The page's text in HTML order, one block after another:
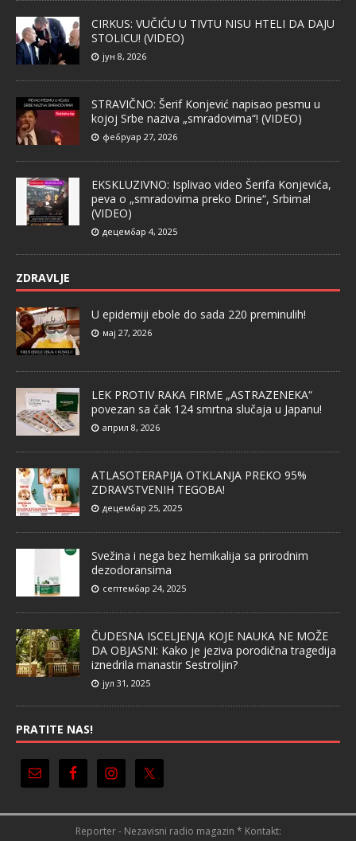
CIRKUS: VUČIĆU U TIVTU NISU HTELI DA DAJU
STOLICU! (VIDEO)
јун 8, 2026
STRAVIČNO: Šerif Konjević napisao pesmu u
kojoj Srbe naziva „smradovima“! (VIDEO)
фебруар 27, 2026
EKSKLUZIVNO: Isplivao video Šerifa Konjevića,
peva o „smradovima preko Drine“, Srbima!
(VIDEO)
децембар 4, 2025
ZDRAVLJE
U epidemiji ebole do sada 220 preminulih!
мај 27, 2026
LEK PROTIV RAKA FIRME „ASTRAZENEKA“
povezan sa čak 124 smrtna slučaja u Japanu!
април 8, 2026
ATLASOTERAPIJA OTKLANJA PREKO 95%
ZDRAVSTVENIH TEGOBA!
децембар 25, 2025
Svežina i nega bez hemikalija sa prirodnim
dezodoransima
септембар 24, 2025
ČUDESNA ISCELJENJA KOJE NAUKA NE MOŽE
DA OBJASNI: Kako je jeziva porodična tragedija
iznedrila manastir Sestroljin?
јул 31, 2025
PRATITE NAS!
Reporter - Nezavisni radio magazin * Kontakt: